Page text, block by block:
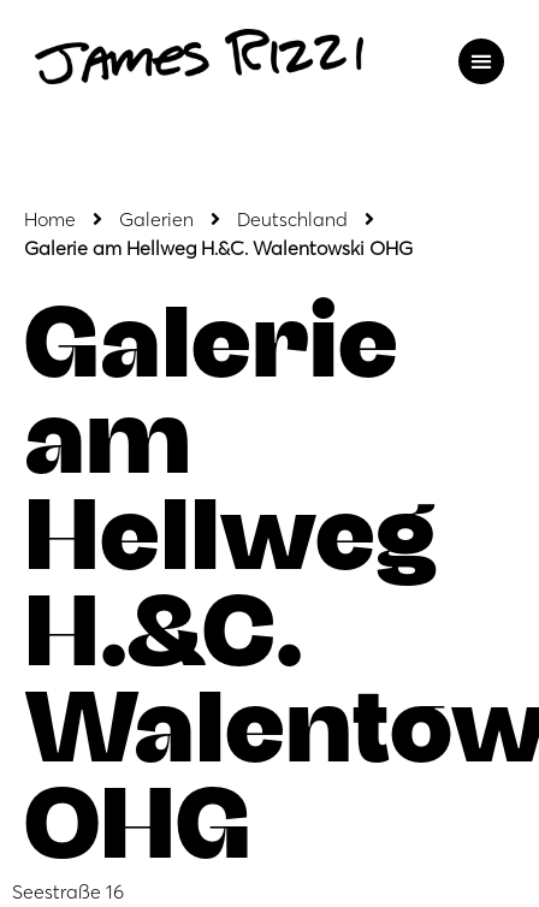
Home Galerien
Deutschland
Galerie am Hellweg H.&C. Walentowski OHG
Galerie
am
Hellweg
H.&C.
OHG
Seestraße 16